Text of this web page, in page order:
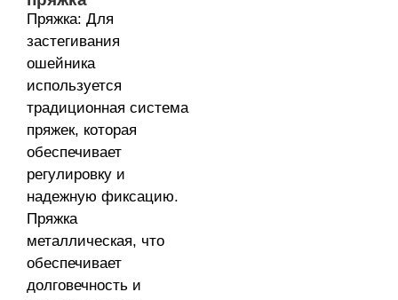
Пряжка: Для
застегивания
ошейника
используется
традиционная система
пряжек, которая
обеспечивает
регулировку и
надежную фиксацию.
Пряжка
металлическая, что
обеспечивает
долговечность и